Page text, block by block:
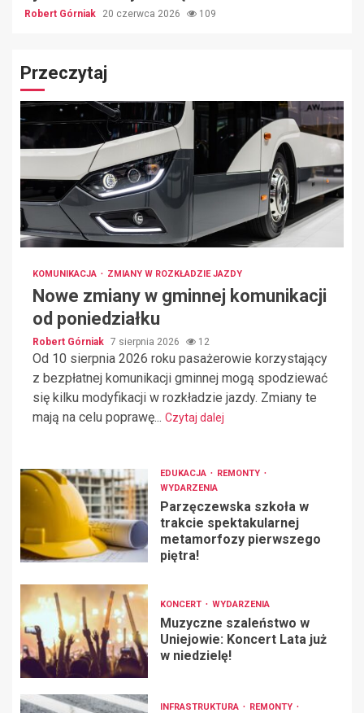
Robert Górniak 20 czerwca 2026 109
Przeczytaj
KOMUNIKACJA ZMIANY W ROZKŁADZIE JAZDY
Nowe zmiany w gminnej komunikacji
od poniedziałku
Robert Górniak 7 sierpnia 2026 12
Od 10 sierpnia 2026 roku pasażerowie korzystający
z bezpłatnej komunikacji gminnej mogą spodziewać
się kilku modyfikacji w rozkładzie jazdy. Zmiany te
mają na celu poprawę... Czytaj dalej
EDUKACJA
REMONTY
WYDARZENIA
Parzęczewska szkoła w
trakcie spektakularnej
metamorfozy pierwszego
piętra!
KONCERT WYDARZENIA
Muzyczne szaleństwo w
Uniejowie: Koncert Lata już
w niedzielę!
INFRASTRUKTURA REMONTY